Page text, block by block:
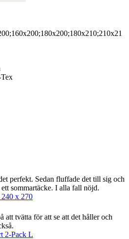
perfekt. Sedan fluffade det till sig och
sommartäcke. I alla fall nöjd.
x 270
att tvätta för att se att det håller och
2-Pack L